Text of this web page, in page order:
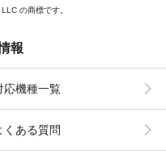
の商標です。
報
応機種一覧
くある質問